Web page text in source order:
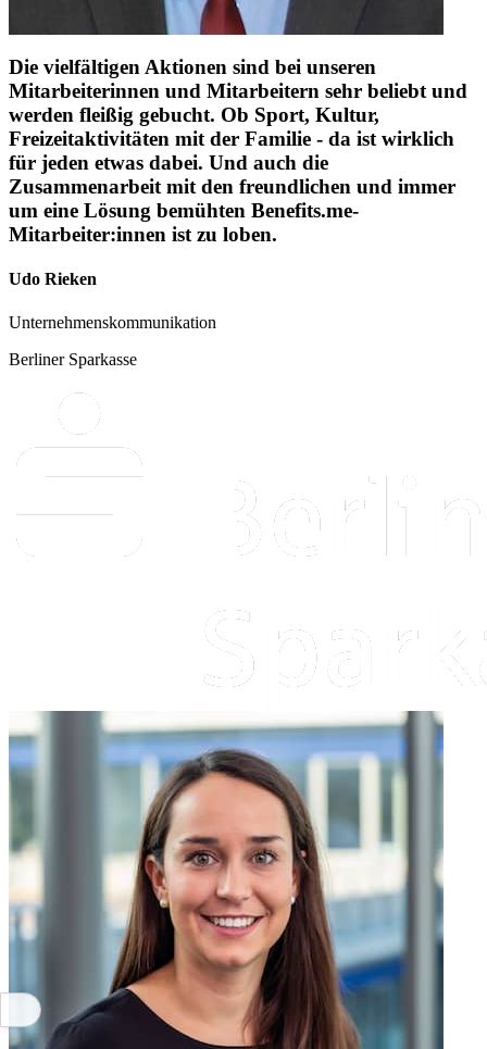
Die vielfältigen Aktionen sind bei unseren
Mitarbeiterinnen und Mitarbeitern sehr beliebt und
werden fleißig gebucht. Ob Sport, Kultur,
Freizeitaktivitäten mit der Familie - da ist wirklich
für jeden etwas dabei. Und auch die
Zusammenarbeit mit den freundlichen und immer
um eine Lösung bemühten Benefits.me-
Mitarbeiter:innen ist zu loben.
Udo Rieken
Unternehmenskommunikation
Berliner Sparkasse